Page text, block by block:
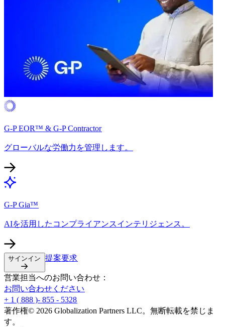
G-P EOR™ & G-P Contractor​​
グローバルな労働力を管理します。​​
G-P Gia™​​
AIを活用したコンプライアンスインテリジェンス。​​
サインイン​​ 提案要求​​
営業担当へのお問い合わせ：​​
お問い合わせください​​
+ 1 ( 888 )- 855 - 5328​​
著作権© 2026 Globalization Partners LLC。無断転載を禁じま
す。​​